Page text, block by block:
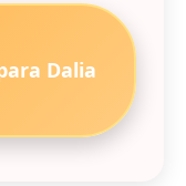
Dalia